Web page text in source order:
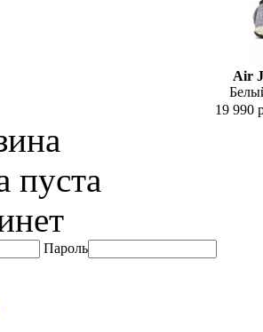
Air
19 990
пуста
Пароль